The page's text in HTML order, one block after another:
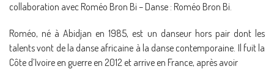
collaboration avec Roméo Bron Bi – Danse : Roméo Bron Bi.
Roméo, né à Abidjan en 1985, est un danseur hors pair dont les
talents vont de la danse africaine à la danse contemporaine. Il fuit la
Côte d’Ivoire en guerre en 2012 et arrive en France, après avoir